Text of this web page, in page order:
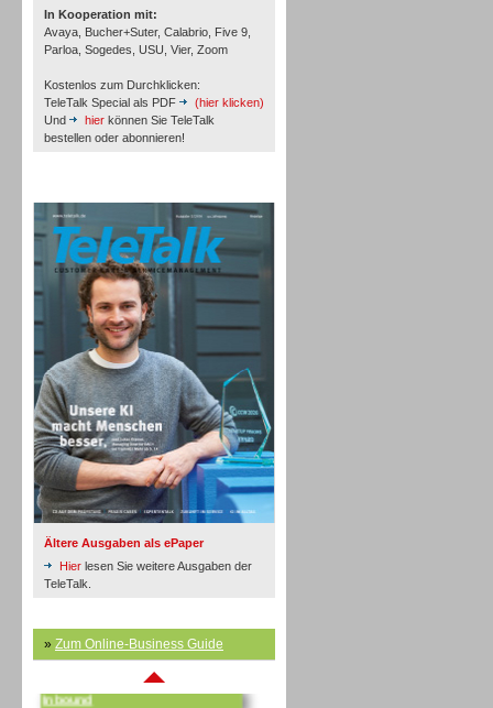
In Kooperation mit:
Avaya, Bucher+Suter, Calabrio, Five 9,
Parloa, Sogedes, USU, Vier, Zoom
Kostenlos zum Durchklicken:
TeleTalk Special als PDF
(hier klicken)
Und
hier können Sie TeleTalk
bestellen oder abonnieren!
Ältere Ausgaben als ePaper
Hier lesen Sie weitere Ausgaben der
TeleTalk.
» Zum Online-Business Guide
Inbound
Inbound